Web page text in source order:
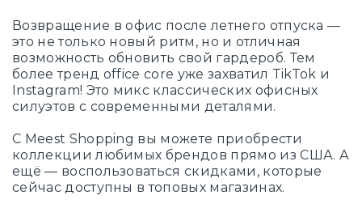
Возвращение в офис после летнего отпуска —
это не только новый ритм, но и отличная
возможность обновить свой гардероб. Тем
более тренд office core уже захватил TikTok и
Instagram! Это микс классических офисных
силуэтов с современными деталями.
С Meest Shopping вы можете приобрести
коллекции любимых брендов прямо из США. А
ещё — воспользоваться скидками, которые
сейчас доступны в топовых магазинах.